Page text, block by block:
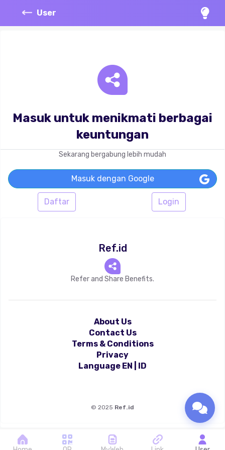
User
Masuk untuk menikmati berbagai
keuntungan
Sekarang bergabung lebih mudah
Masuk dengan Google
Daftar Login
Ref.id
Refer and Share Benefits.
About Us
Contact Us
Terms & Conditions
Privacy
Language EN ID
© 2025 Ref.id